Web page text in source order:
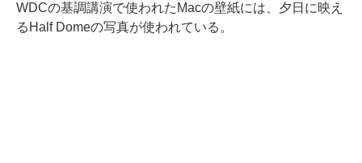
WDCの基調講演で使われたMacの壁紙には、夕日に映え
るHalf Domeの写真が使われている。